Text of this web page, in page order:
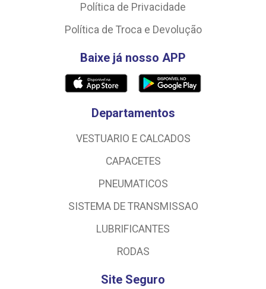
Política de Privacidade
Política de Troca e Devolução
Baixe já nosso APP
Departamentos
VESTUARIO E CALCADOS
CAPACETES
PNEUMATICOS
SISTEMA DE TRANSMISSAO
LUBRIFICANTES
RODAS
Site Seguro